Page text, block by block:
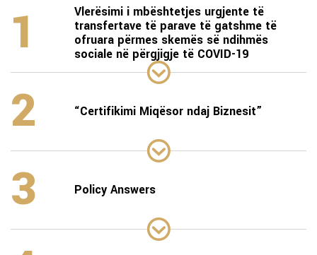
1
Vlerësimi i mbështetjes urgjente të
transfertave të parave të gatshme të
ofruara përmes skemës së ndihmës
sociale në përgjigje të COVID-19
2 “Certifikimi Miqësor ndaj Biznesit”
3 Policy Answers